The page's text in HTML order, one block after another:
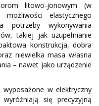
litowo-jonowym (w
elastycznego
potrzeby wykonywania
takiej jak uzupełnianie
konstrukcja, dobra
niewielka masa własna
– nawet jako urządzenie
w elektryczny
się precyzyjną